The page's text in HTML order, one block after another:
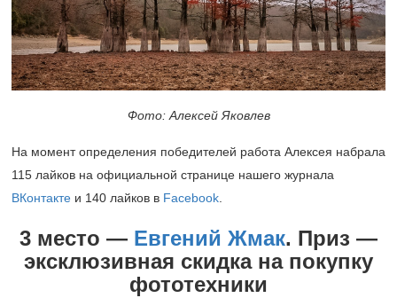
Фото: Алексей Яковлев
На момент определения победителей работа Алексея набрала
115 лайков на официальной странице нашего журнала
ВКонтакте и 140 лайков в Facebook.
3 место — Евгений Жмак. Приз —
эксклюзивная скидка на покупку
фототехники